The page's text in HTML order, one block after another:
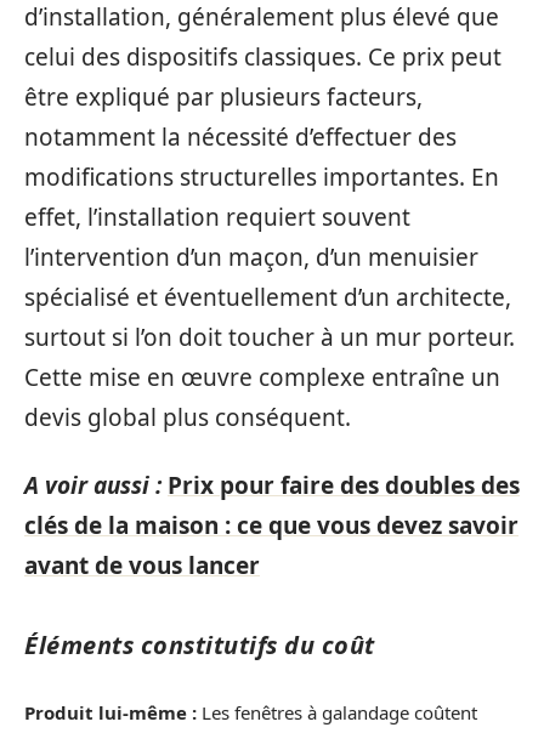
d’installation, généralement plus élevé que
celui des dispositifs classiques. Ce prix peut
être expliqué par plusieurs facteurs,
notamment la nécessité d’effectuer des
modifications structurelles importantes. En
effet, l’installation requiert souvent
l’intervention d’un maçon, d’un menuisier
spécialisé et éventuellement d’un architecte,
surtout si l’on doit toucher à un mur porteur.
Cette mise en œuvre complexe entraîne un
devis global plus conséquent.
A voir aussi : Prix pour faire des doubles des
clés de la maison : ce que vous devez savoir
avant de vous lancer
Éléments constitutifs du coût
Produit lui-même : Les fenêtres à galandage coûtent